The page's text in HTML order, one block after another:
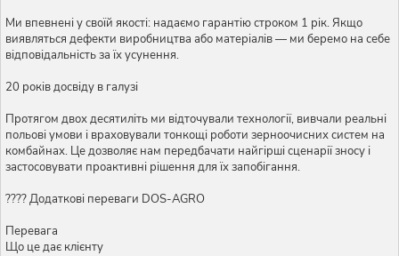
Ми впевнені у своїй якості: надаємо гарантію строком 1 рік. Якщо
виявляться дефекти виробництва або матеріалів — ми беремо на себе
відповідальність за їх усунення.
20 років досвіду в галузі
Протягом двох десятиліть ми відточували технології, вивчали реальні
польові умови і враховували тонкощі роботи зерноочисних систем на
комбайнах. Це дозволяє нам передбачати найгірші сценарії зносу і
застосовувати проактивні рішення для їх запобігання.
???? Додаткові переваги DOS-AGRO
Перевага
Що це дає клієнту